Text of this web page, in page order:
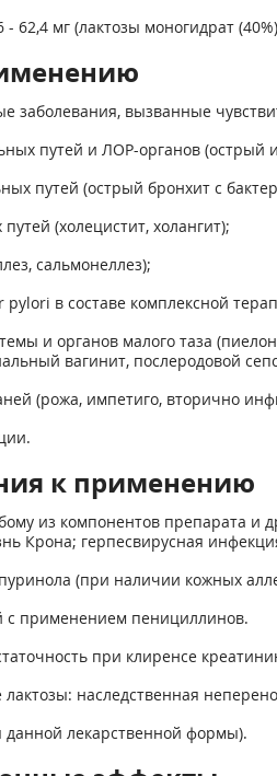
62,4 мг (лактозы моногидрат
заболевания, вызванные
путей и ЛОР-органов (острый
путей (острый бронхит с
(холецистит, холангит);
сальмонеллез);
в составе комплексной
и органов малого таза
вагинит, послеродовой
(рожа, импетиго, вторично
к применению
из компонентов препарата
Крона; герпесвирусная
(при наличии кожных
с применением пенициллинов.
при клиренсе
лактозы: наследственная
данной лекарственной формы).